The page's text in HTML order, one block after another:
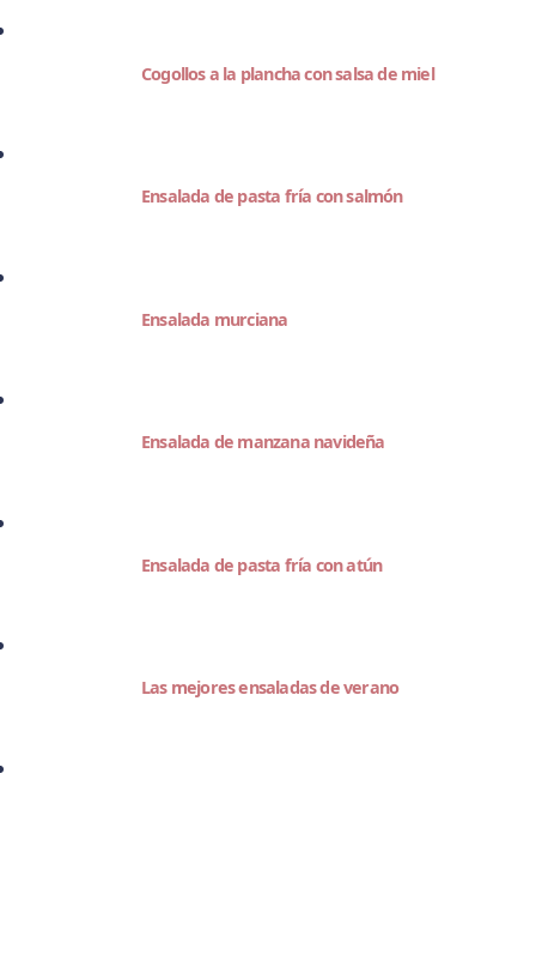
Cogollos a la plancha con salsa de miel
Ensalada de pasta fría con salmón
Ensalada murciana
Ensalada de manzana navideña
Ensalada de pasta fría con atún
Las mejores ensaladas de verano